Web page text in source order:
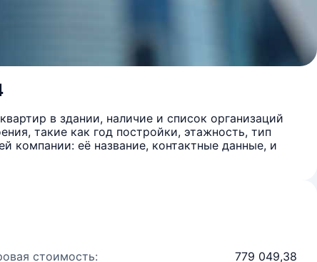
в здании, наличие и список организаций
такие как год постройки, этажность, тип
компании: её название, контактные данные, и
стоимость: 779 049,38